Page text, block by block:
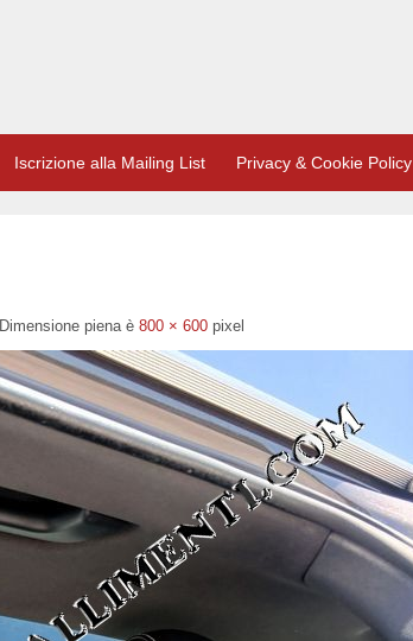
Iscrizione alla Mailing List Privacy & Cookie Policy
Dimensione piena è 800 × 600pixel